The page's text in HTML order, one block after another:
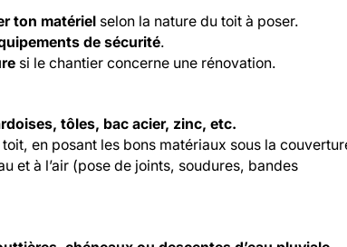
ton matériel selon la nature du toit à poser.
de sécurité.
si le chantier concerne une rénovation.
tôles, bac acier, zinc, etc.
en posant les bons matériaux sous la
et à l’air (pose de joints, soudures, bandes